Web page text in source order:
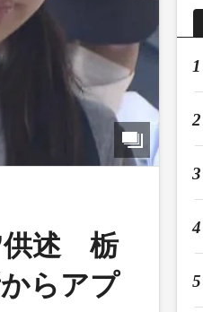
供述 栃
らアプ